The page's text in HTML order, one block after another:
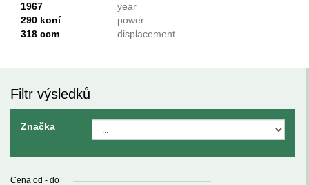
1967
year
290 koní
power
318 ccm
displacement
Filtr výsledků
Značka
Cena od - do